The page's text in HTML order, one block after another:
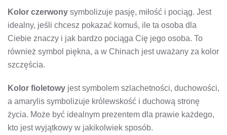
Kolor czerwony symbolizuje pasję, miłość i pociąg. Jest
idealny, jeśli chcesz pokazać komuś, ile ta osoba dla
Ciebie znaczy i jak bardzo pociąga Cię jego osoba. To
również symbol piękna, a w Chinach jest uważany za kolor
szczęścia.
Kolor fioletowy jest symbolem szlachetności, duchowości,
a amarylis symbolizuje królewskość i duchową stronę
życia. Może być idealnym prezentem dla prawie każdego,
kto jest wyjątkowy w jakikolwiek sposób.